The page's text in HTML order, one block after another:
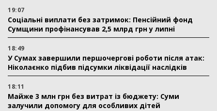
19:07
Соціальні виплати без затримок: Пенсійний фонд
Сумщини профінансував 2,5 млрд грн у липні
18:49
У Сумах завершили першочергові роботи після атак:
Ніколаєнко підбив підсумки ліквідації наслідків
18:11
Майже 3 млн грн без витрат із бюджету: Суми
залучили допомогу для особливих дітей